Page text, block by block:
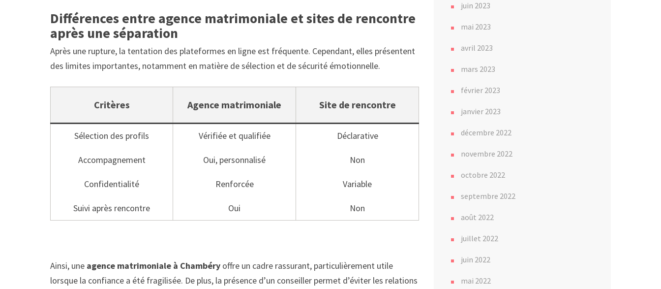
Différences entre agence matrimoniale et sites de rencontre
après une séparation
Après une rupture, la tentation des plateformes en ligne est fréquente. Cependant, elles présentent
des limites importantes, notamment en matière de sélection et de sécurité émotionnelle.
Critères Agence matrimoniale Site de rencontre
Sélection des profils Vérifiée et qualifiée Déclarative
Accompagnement Oui, personnalisé Non
Confidentialité Renforcée Variable
Suivi après rencontre Oui Non
Ainsi, une agence matrimoniale à Chambéry offre un cadre rassurant, particulièrement utile
lorsque la confiance a été fragilisée. De plus, la présence d’un conseiller permet d’éviter les relations
juin 2023
mai 2023
avril 2023
mars 2023
février 2023
janvier 2023
décembre 2022
novembre 2022
octobre 2022
septembre 2022
août 2022
juillet 2022
juin 2022
mai 2022